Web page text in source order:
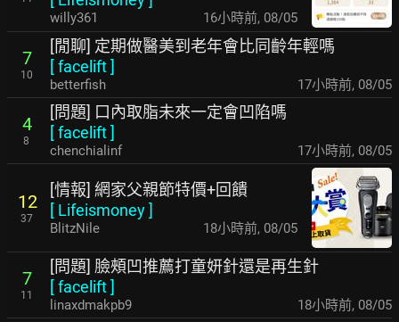
willy361 16小時前, 08/05
7
10
[閒聊] 定期做醫美到老年會比同齡年輕嗎
[facelift]
betterfish 17小時前, 08/05
4
8
[問題] 口內取脂未來一定會凹陷嗎
[facelift]
chenchialinf 17小時前, 08/05
12
37
[情報] 網家父親節特價+回饋
[ Lifeismoney]
BlitzNile 18小時前, 08/05
7
11
[問題] 臉頰凹推薦打童妍針還是再生針
[facelift]
linaxdmakpb9 18小時前, 08/05